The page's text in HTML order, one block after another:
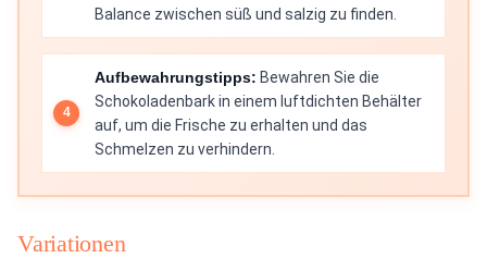
Balance zwischen süß und salzig zu finden.
Aufbewahrungstipps: Bewahren Sie die
Schokoladenbark in einem luftdichten Behälter
auf, um die Frische zu erhalten und das
Schmelzen zu verhindern.
Variationen